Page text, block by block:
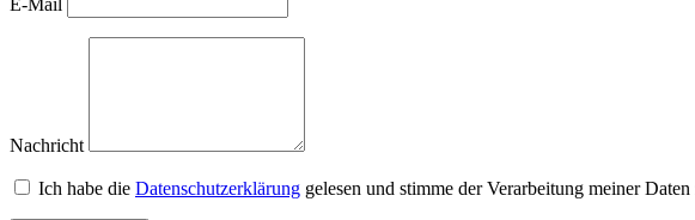
E-Mail
Nachricht
Ich habe die Datenschutzerklärung gelesen und stimme der Verarbeitung meiner